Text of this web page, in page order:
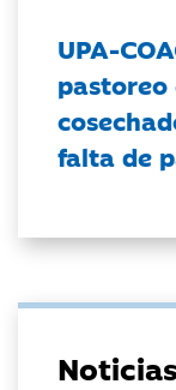
UPA-
pastoreo
falta de